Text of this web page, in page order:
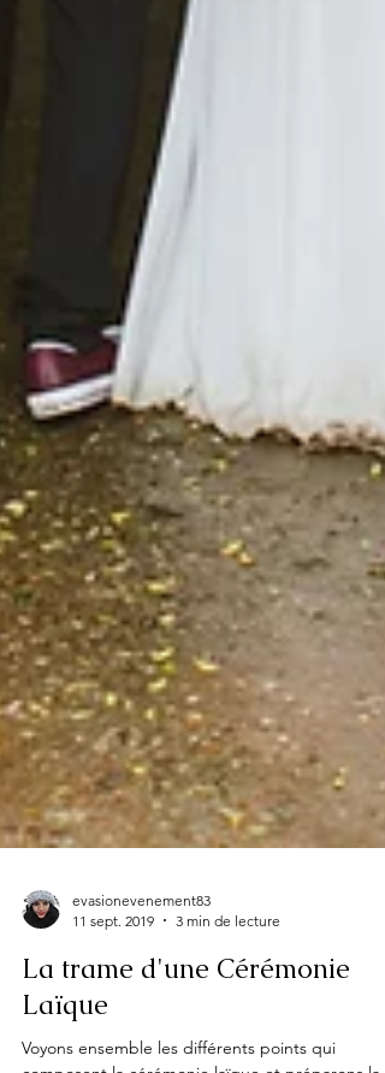
11 sept. 2019
3 min de lecture
La trame d'une Cérémonie
Laïque